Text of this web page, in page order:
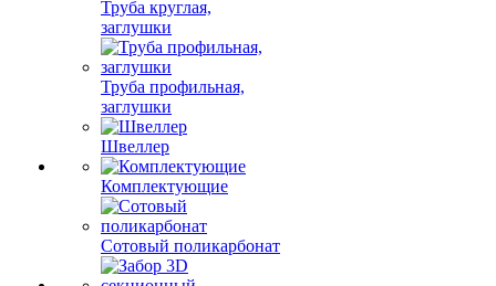
Труба круглая,
заглушки
Труба профильная,
заглушки
Швеллер
Комплектующие
Сотовый поликарбонат